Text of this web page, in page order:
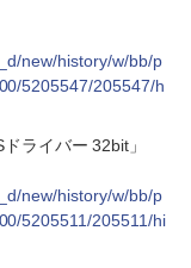
new/history/w/bb/p
5205547/205547/h
ライバー 32bit」
new/history/w/bb/p
5205511/205511/hi